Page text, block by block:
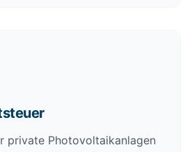
private Photovoltaikanlagen